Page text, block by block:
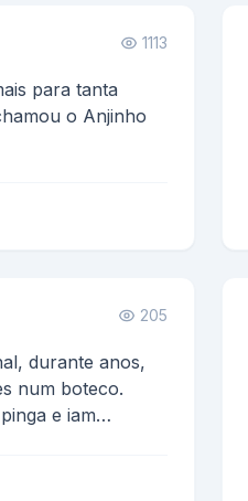
1113
para tanta
o Anjinho
205
durante anos,
num boteco.
e iam